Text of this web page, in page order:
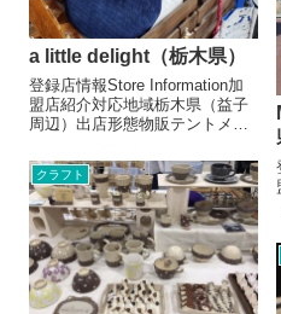
a little delight（栃木県）
登録店情報Store Information加
盟店紹介対応地域栃木県（益子
周辺）出店形態物販テントメニ
ド布小物各種マスク ￥300～ヘ
アゴム ￥400～ファスナーポー
チ ￥1500お店よりママユニット
で活動して...
クラフト